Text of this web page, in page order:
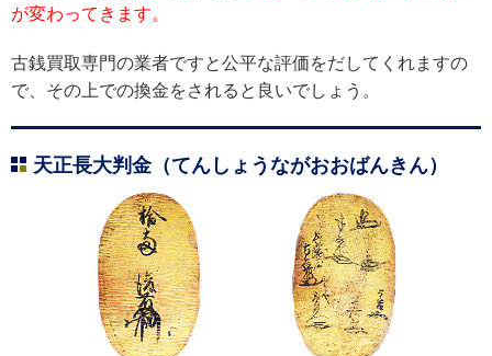
が変わってきます。
古銭買取専門の業者ですと公平な評価をだしてくれますの
で、その上での換金をされると良いでしょう。
天正長大判金（てんしょうながおおばんきん）